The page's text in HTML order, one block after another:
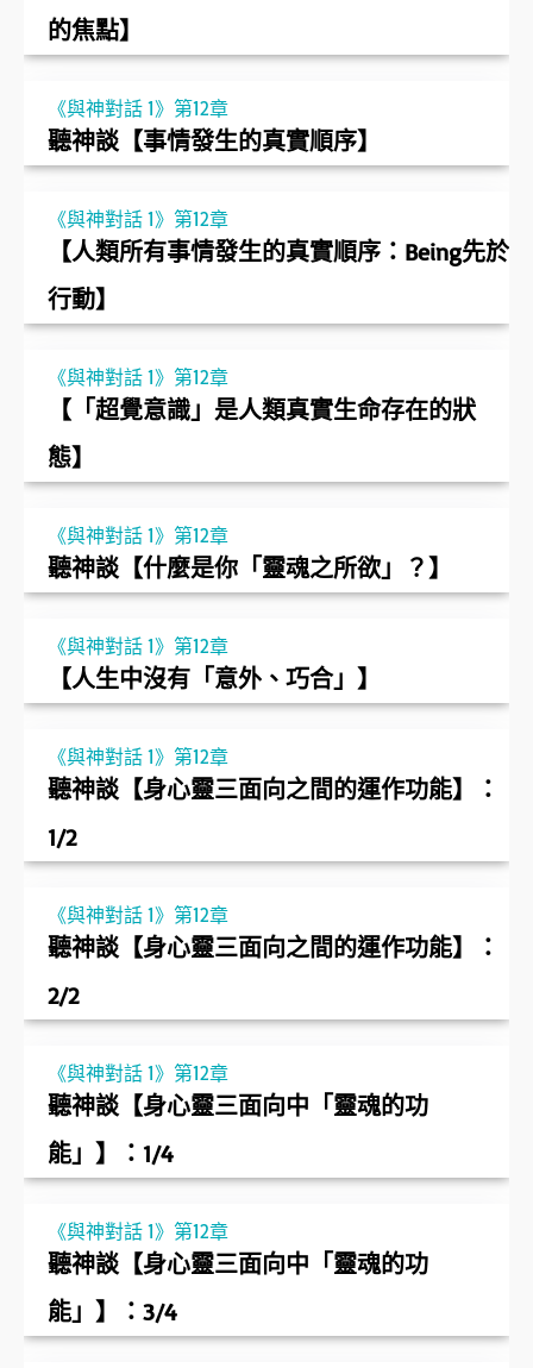
的焦點】
《與神對話 1》第12章
聽神談【事情發生的真實順序】
《與神對話 1》第12章
【人類所有事情發生的真實順序：Being先於
行動】
《與神對話 1》第12章
【「超覺意識」是人類真實生命存在的狀
態】
《與神對話 1》第12章
聽神談【什麼是你「靈魂之所欲」？】
《與神對話 1》第12章
【人生中沒有「意外、巧合」】
《與神對話 1》第12章
聽神談【身心靈三面向之間的運作功能】：
1/2
《與神對話 1》第12章
聽神談【身心靈三面向之間的運作功能】：
2/2
《與神對話 1》第12章
聽神談【身心靈三面向中「靈魂的功
能」】：1/4
《與神對話 1》第12章
聽神談【身心靈三面向中「靈魂的功
能」】：3/4